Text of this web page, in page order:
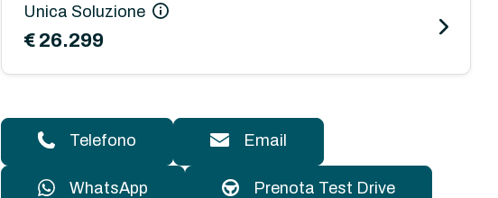
Unica Soluzione
€ 26.299
Telefono Email
WhatsApp Prenota Test Drive